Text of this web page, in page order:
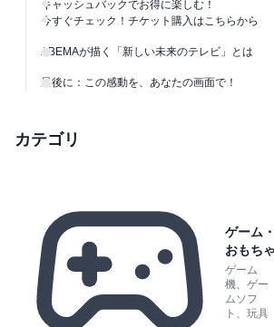
キャッシュバックでお得に楽しむ！
今すぐチェック！チケット購入はこちらから
ABEMAが描く「新しい未来のテレビ」とは
最後に：この感動を、あなたの画面で！
カテゴリ
ゲーム・
おもちゃ
ゲーム
機、ゲー
ムソフ
ト、玩具